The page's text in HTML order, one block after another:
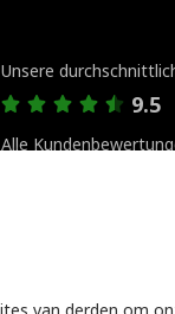
Unsere
9.5
Alle